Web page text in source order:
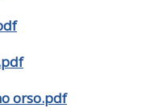
orso.pdf